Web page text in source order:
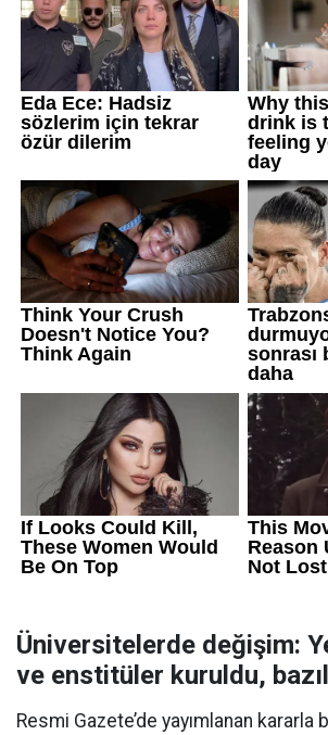
Üniversitelerde değişim:
ve enstitüler kuruldu,
Resmi Gazete’de yayımlanan kararla